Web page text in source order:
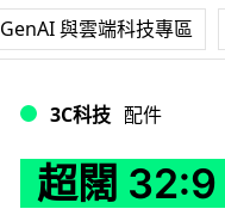
GenAI 與雲端科技專區
3C科技 配件
超闊